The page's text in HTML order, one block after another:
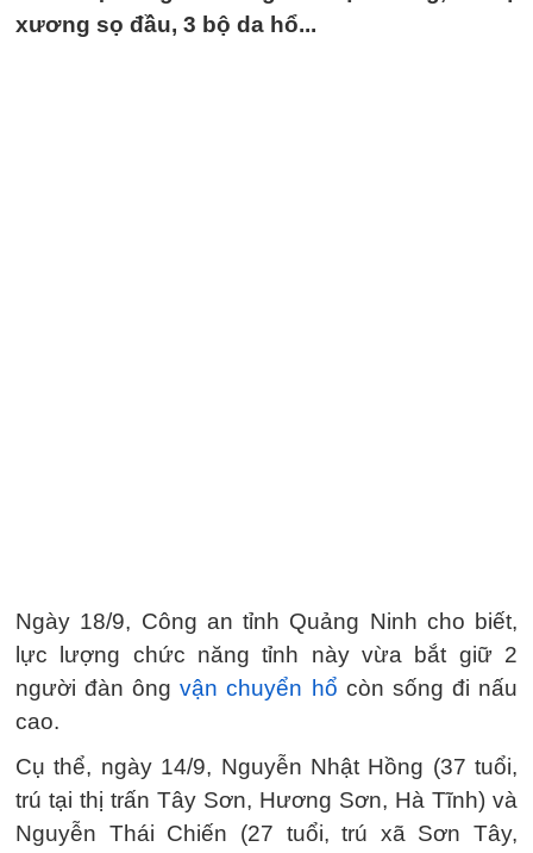
xương sọ đầu, 3 bộ da hổ...
Ngày 18/9, Công an tỉnh Quảng Ninh cho biết,
lực lượng chức năng tỉnh này vừa bắt giữ 2
người đàn ôngvận chuyển hổ còn sống đi nấu
cao.
Cụ thể, ngày 14/9, Nguyễn Nhật Hồng (37 tuổi,
trú tại thị trấn Tây Sơn, Hương Sơn, Hà Tĩnh) và
Nguyễn Thái Chiến (27 tuổi, trú xã Sơn Tây,